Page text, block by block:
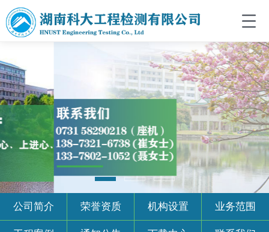
公司简介 荣誉资质 机构设置 业务范围